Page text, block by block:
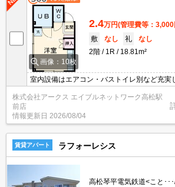
画像：10枚
2.4万円(管理費等：3,000
敷
なし 礼
なし
2階
1R 18.81m²
室内設備はエアコン・バストイレ別など充実
います。共用設備の充実している、楽しく生
す。2駅利用できる立地となっていて、アク
分で駅にアクセス可能な、魅力的な駅近物
用を抑えられる敷金不要の物件です。
株式会社アークス エイブルネットワーク高松駅
前店
情報更新日 2026/08/04
賃貸アパート ラフォーレシス
高松琴平電気鉄道<こと･･